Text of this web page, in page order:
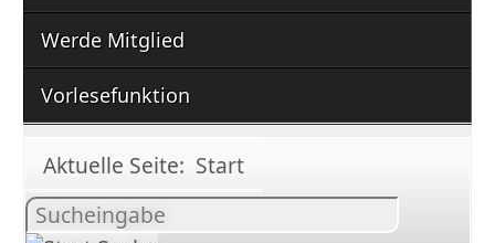
Werde Mitglied
Vorlesefunktion
Aktuelle Seite: Start
Inhalt